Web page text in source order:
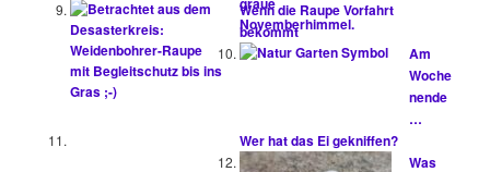
Wenn die Raupe Vorfahrt
bekommt
Am
Woche
nende
…
Wer hat das Ei gekniffen?
Was